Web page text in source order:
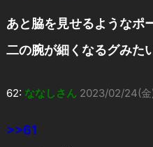
あと脇を見せるようなポ
二の腕が細くなるグみた
62: ななしさん 2023/02/24(
>>61